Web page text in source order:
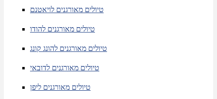
טיולים מאורגנים לויאטנם
טיולים מאורגנים להודו
טיולים מאורגנים להונג קונג
טיולים מאורגנים לדובאי
טיולים מאורגנים ליפן